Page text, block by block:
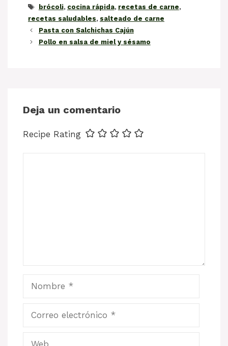
Etiquetas
brócoli, cocina rápida, recetas de carne,
recetas saludables, salteado de carne
Pasta con Salchichas Cajún
Pollo en salsa de miel y sésamo
Deja un comentario
Recipe Rating
Nombre